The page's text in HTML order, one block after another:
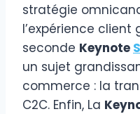
stratégie
l’expérience client
seconde Keynote
un sujet
commerce : la
C2C. Enfin, La